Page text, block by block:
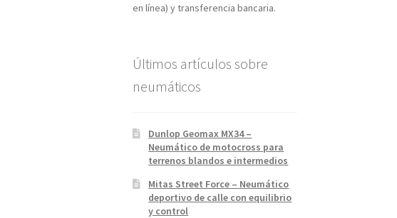
en línea) y transferencia bancaria.
Últimos artículos sobre
neumáticos
Dunlop Geomax MX34 –
Neumático de motocross para
terrenos blandos e intermedios
Mitas Street Force – Neumático
deportivo de calle con equilibrio
y control